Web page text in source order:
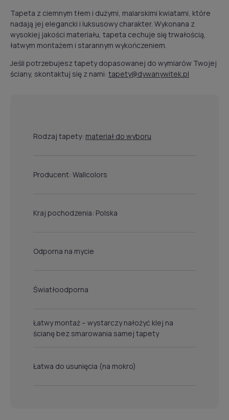
Tapeta z ciemnym tłem i dużymi, malarskimi kwiatami, które
nadają jej elegancki i luksusowy charakter. Wykonana z
wysokiej jakości materiału, tapeta cechuje się trwałością,
łatwym montażem i starannym wykończeniem.
Jeśli potrzebujesz tapety dopasowanej do wymiarów Twojej
ściany, skontaktuj się z nami: tapety@dywanywitek.pl
Rodzaj tapety: materiał do wyboru
Producent: Wallcolors
Kraj pochodzenia: Polska
Odporna na mycie
Światłoodporna
Łatwy montaż – wystarczy nałożyć klej na
ścianę bez smarowania samej tapety
Łatwa do usunięcia (na mokro)